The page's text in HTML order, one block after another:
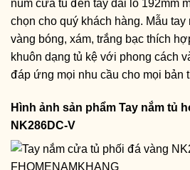
núm cửa tủ đến tay dài lỗ 192mm
chọn cho quý khách hàng. Mẫu tay
vàng bóng, xám, trắng bạc thích
khuôn dạng tủ kệ với phong cách
đáp ứng mọi nhu cầu cho mọi bản
Hình ảnh sản phẩm Tay nắm tủ
NK286DC-V